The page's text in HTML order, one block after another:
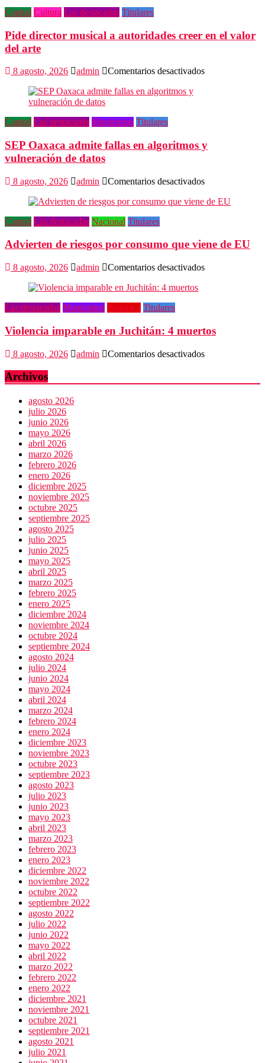
Capital Cultura Las destacadas Titulares
Pide director musical a autoridades creer en el valor
del arte
8 agosto, 2026 admin Comentarios desactivadosen
en
Capital Las destacadas Municipios Titulares
SEP Oaxaca admite fallas en algoritmos y
vulneración de datos
8 agosto, 2026 admin Comentarios desactivadosen
Oaxaca
algoritmos
vulneración
Capital Las destacadas Nacional Titulares
Advierten de riesgos por consumo que viene de EU
8 agosto, 2026 admin Comentarios desactivadosen
que
de
Las destacadas Municipios Policiaca Titulares
Violencia imparable en Juchitán: 4 muertos
8 agosto, 2026 admin Comentarios desactivadosen
en
Archivos
agosto 2026
julio 2026
junio 2026
mayo 2026
abril 2026
marzo 2026
febrero 2026
enero 2026
diciembre 2025
noviembre 2025
octubre 2025
septiembre 2025
agosto 2025
julio 2025
junio 2025
mayo 2025
abril 2025
marzo 2025
febrero 2025
enero 2025
diciembre 2024
noviembre 2024
octubre 2024
septiembre 2024
agosto 2024
julio 2024
junio 2024
mayo 2024
abril 2024
marzo 2024
febrero 2024
enero 2024
diciembre 2023
noviembre 2023
octubre 2023
septiembre 2023
agosto 2023
julio 2023
junio 2023
mayo 2023
abril 2023
marzo 2023
febrero 2023
enero 2023
diciembre 2022
noviembre 2022
octubre 2022
septiembre 2022
agosto 2022
julio 2022
junio 2022
mayo 2022
abril 2022
marzo 2022
febrero 2022
enero 2022
diciembre 2021
noviembre 2021
octubre 2021
septiembre 2021
agosto 2021
julio 2021